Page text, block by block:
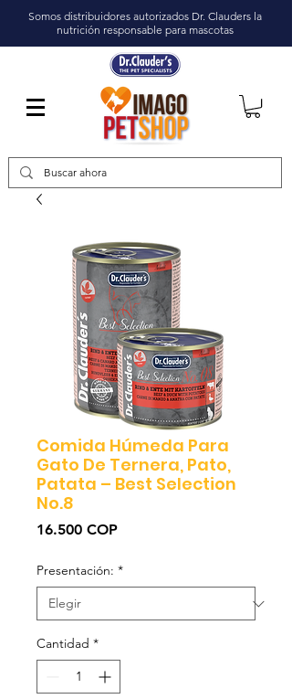
Somos distribuidores autorizados Dr. Clauders la
nutrición responsable para mascotas
Comida Húmeda Para
Gato De Ternera, Pato,
Patata – Best Selection
No.8
16.500 COPPrecio
Presentación: *
Cantidad *